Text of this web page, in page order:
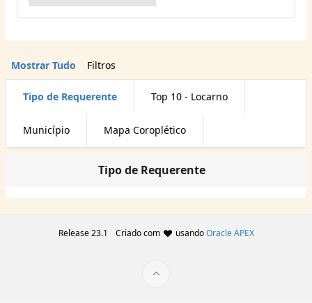
Mostrar Tudo Filtros
Tipo de Requerente Top 10 - Locarno
Município Mapa Coroplético
Tipo de Requerente
Release 23.1 Criado com usandoOracle APEX